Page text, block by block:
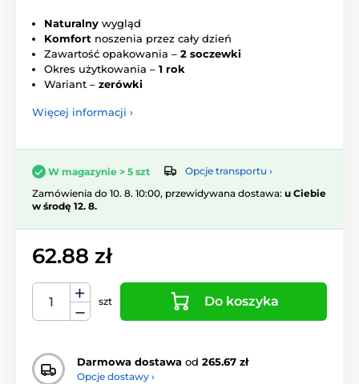
Naturalny wygląd
Komfort noszenia przez cały dzień
Zawartość opakowania – 2 soczewki
Okres użytkowania – 1 rok
Wariant – zerówki
Więcej informacji ›
W magazynie > 5 szt
Opcje transportu ›
Zamówienia do 10. 8. 10:00, przewidywana dostawa: u Ciebie
w środę 12. 8.
62.88 zł
szt Do koszyka
Darmowa dostawa od 265.67 zł
Opcje dostawy ›